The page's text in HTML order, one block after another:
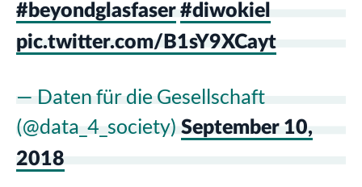
#beyondglasfaser #diwokiel
pic.twitter.com/B1sY9XCayt
— Daten für die Gesellschaft
(@data_4_society) September 10,
2018